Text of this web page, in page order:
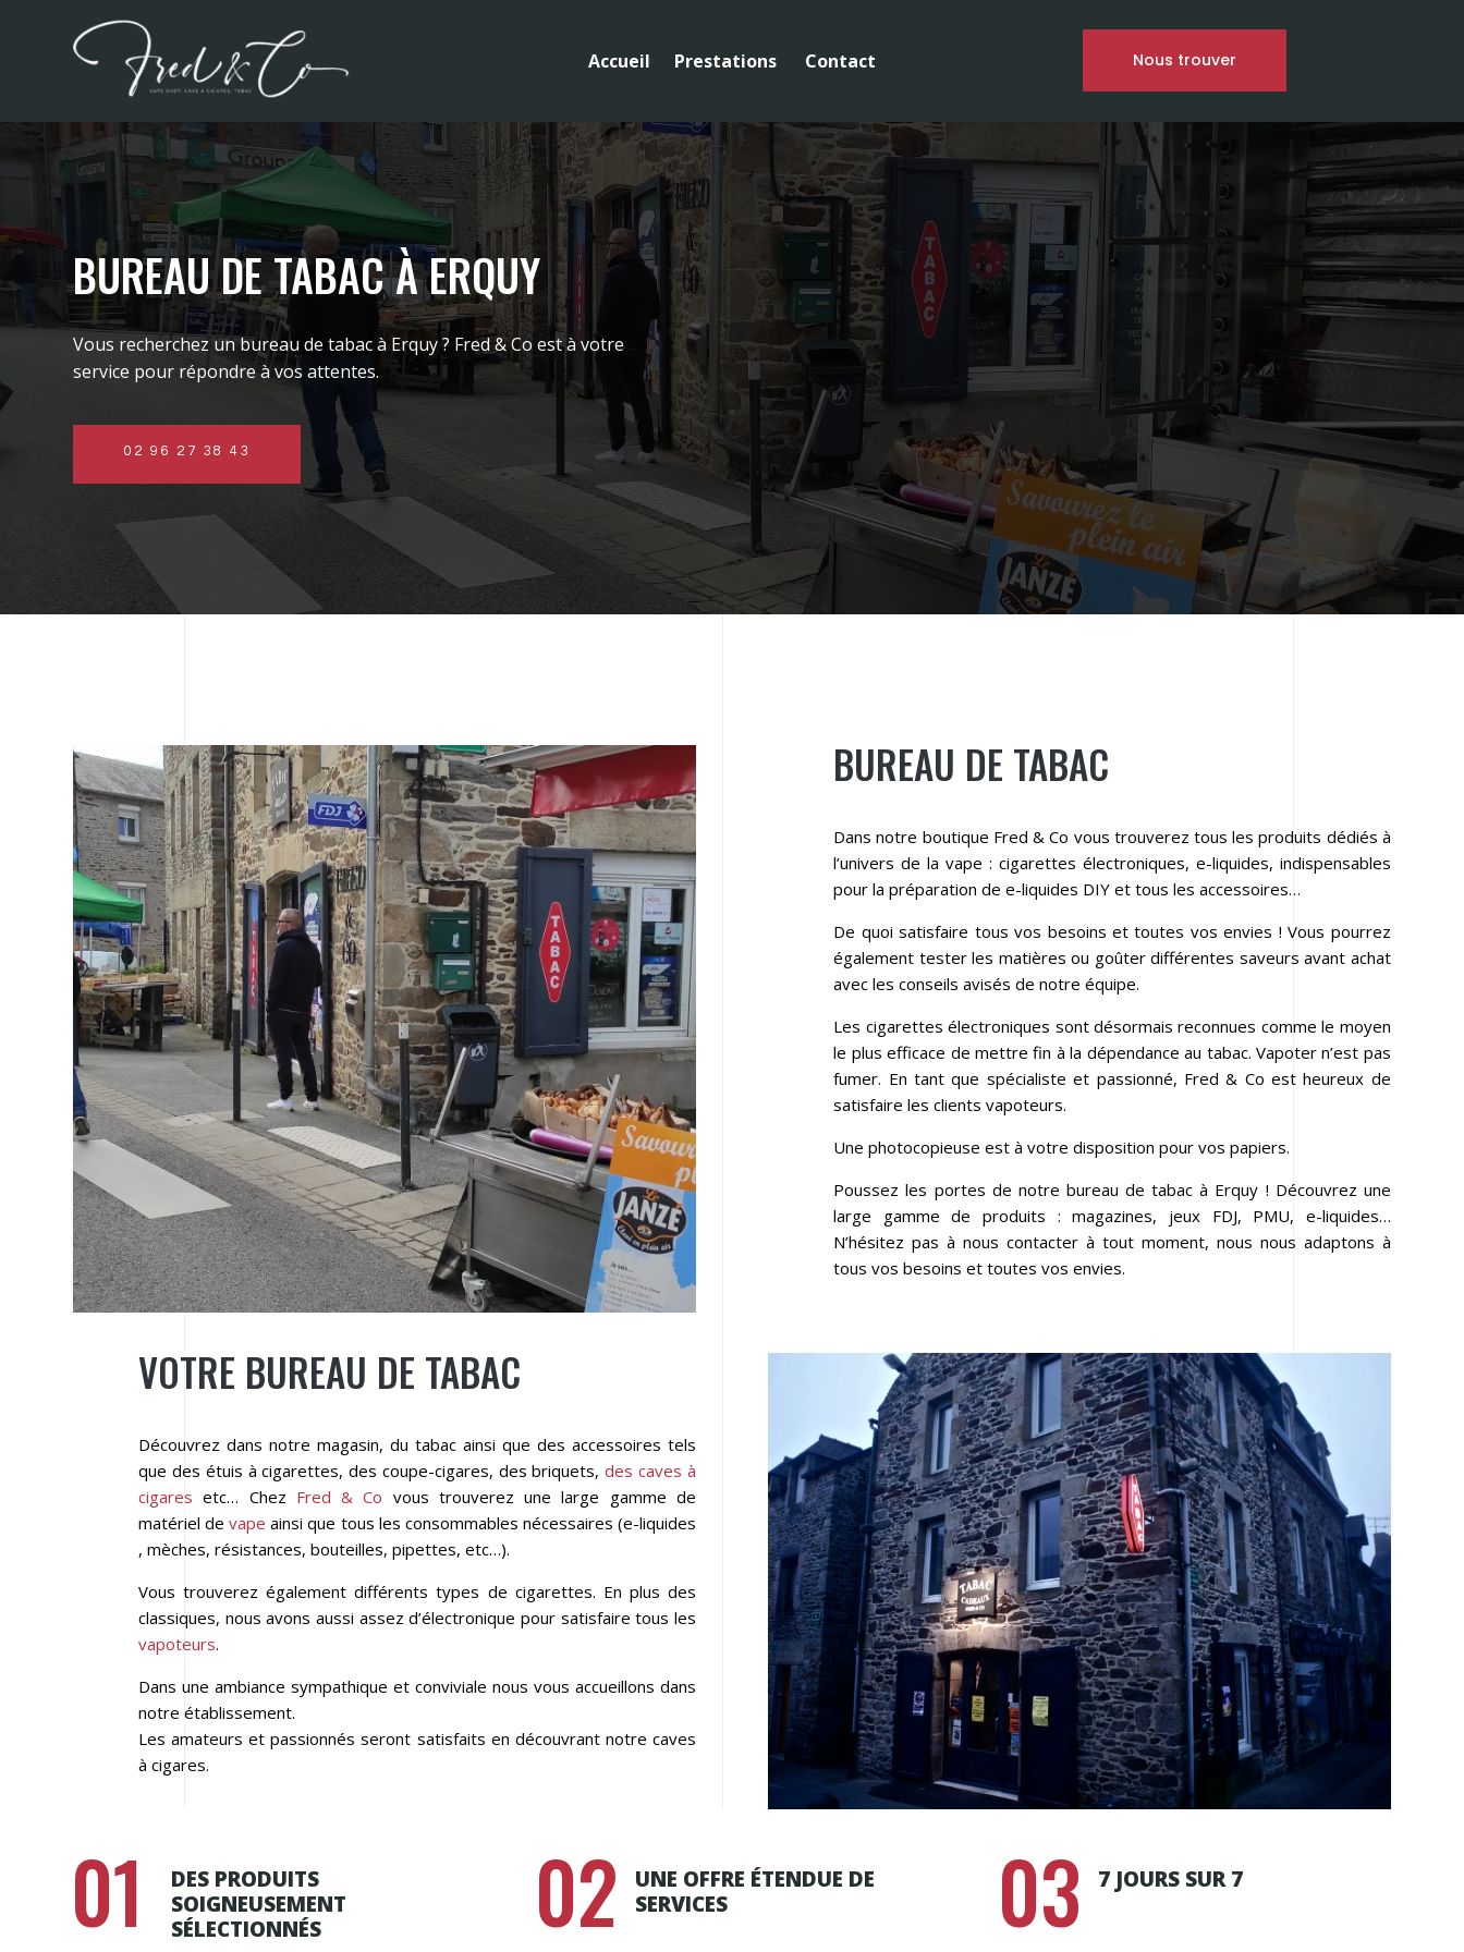
Accueil Prestations Contact Nous trouver
BUREAU DE TABAC À ERQUY
Vous recherchez un bureau de tabac à Erquy? Fred & Coest à votre
service pour répondre à vos attentes.
02 96 27 38 43
BUREAU DE TABAC
Dans notre boutique Fred & Co vous trouverez tous les produits dédiés à
l’univers de la vape : cigarettes électroniques, e-liquides, indispensables
pour la préparation de e-liquides DIY et tous les accessoires…
De quoi satisfaire tous vos besoins et toutes vos envies ! Vous pourrez
également tester les matières ou goûter différentes saveurs avant achat
avec les conseils avisés de notre équipe.
Les cigarettes électroniques sont désormais reconnues comme le moyen
le plus efficace de mettre fin à la dépendance au tabac. Vapoter n’est pas
fumer. En tant que spécialiste et passionné, Fred & Co est heureux de
satisfaire les clients vapoteurs.
Une photocopieuse est à votre disposition pour vos papiers.
Poussez les portes de notre bureau de tabac à Erquy ! Découvrez une
large gamme de produits : magazines, jeux FDJ, PMU, e-liquides…
N’hésitez pas à nous contacter à tout moment, nous nous adaptons à
tous vos besoins et toutes vos envies.
VOTRE BUREAU DE TABAC
Découvrez dans notre magasin, du tabac ainsi que des accessoires tels
que des étuis à cigarettes, des coupe-cigares, des briquets,des caves à
cigares etc… Chez Fred & Co vous trouverez une large gamme de
matériel devape ainsi que tous les consommables nécessaires (e-liquides
, mèches, résistances, bouteilles, pipettes, etc…).
Vous trouverez également différents types de cigarettes. En plus des
classiques, nous avons aussi assez d’électronique pour satisfaire tous les
vapoteurs.
Dans une ambiance sympathique et conviviale nous vous accueillons dans
notre établissement.
Les amateurs et passionnés seront satisfaits en découvrant notre caves
à cigares.
01
DES PRODUITS
SOIGNEUSEMENT
SÉLECTIONNÉS
02
UNE OFFRE ÉTENDUE DE
SERVICES
03 7 JOURS SUR 7